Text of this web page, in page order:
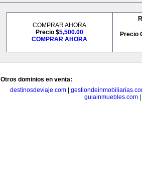
COMPRAR AHORA
Precio $5,500.00
COMPRAR AHORA
Precio
Otros dominios en venta:
destinosdeviaje.com|
guiainmuebles.com|